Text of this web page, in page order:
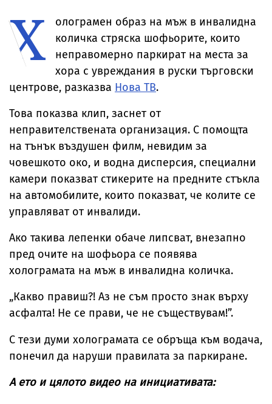
тялото ѝ
Хамилтън
Х
олограмен образ на мъж в инвалидна
количка стряска шофьорите, които
неправомерно паркират на места за
хора с увреждания в руски търговски
центрове, разказва Нова ТВ.
Това показва клип, заснет от
неправителствената организация. С помощта
на тънък въздушен филм, невидим за
човешкото око, и водна дисперсия, специални
камери показват стикерите на предните стъкла
на автомобилите, които показват, че колите се
управляват от инвалиди.
Ако такива лепенки обаче липсват, внезапно
пред очите на шофьора се появява
холограмата на мъж в инвалидна количка.
„Какво правиш?! Аз не съм просто знак върху
асфалта! Не се прави, че не съществувам!”.
С тези думи холограмата се обръща към водача,
понечил да наруши правилата за паркиране.
А ето и цялото видео на инициативата: